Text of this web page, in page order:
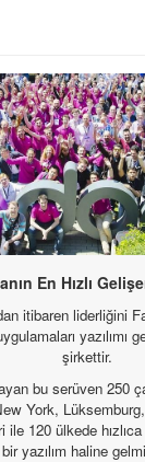
En Hızlı
itibaren liderliğini
yazılımı
şirkettir.
bu serüven 250
York,
120 ülkede
bir yazılım haline